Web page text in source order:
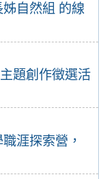
姊自然組 的線
題創作徵選活
涯探索營，